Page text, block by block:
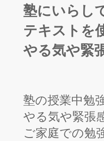
塾にいらし
テキストを
やる気や緊
塾の授業中勉
やる気や緊張
ご家庭での勉